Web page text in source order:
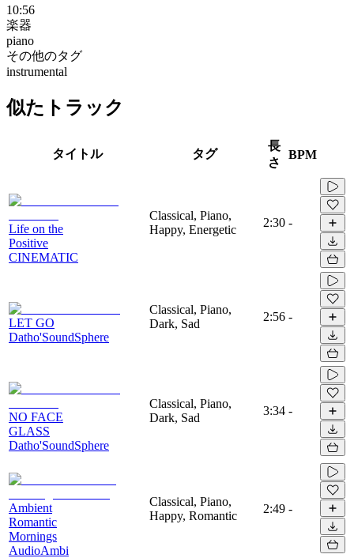
10:56
楽器
piano
その他のタグ
instrumental
似たトラック
タイトル タグ
長
さ
BPM
Life on the
Positive
CINEMATIC
Classical, Piano,
Happy, Energetic
2:30 -
LET GO
Datho'SoundSphere
Classical, Piano,
Dark, Sad
2:56 -
NO FACE
GLASS
Datho'SoundSphere
Classical, Piano,
Dark, Sad
3:34 -
Ambient
Romantic
Mornings
AudioAmbi
Classical, Piano,
Happy, Romantic
2:49 -